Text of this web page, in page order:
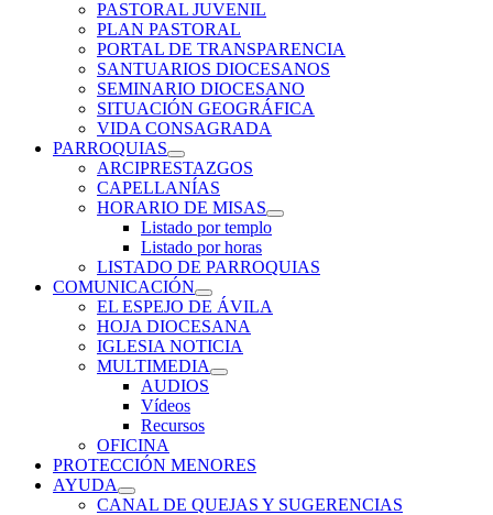
PASTORAL JUVENIL
PLAN PASTORAL
PORTAL DE TRANSPARENCIA
SANTUARIOS DIOCESANOS
SEMINARIO DIOCESANO
SITUACIÓN GEOGRÁFICA
VIDA CONSAGRADA
PARROQUIAS
ARCIPRESTAZGOS
CAPELLANÍAS
HORARIO DE MISAS
Listado por templo
Listado por horas
LISTADO DE PARROQUIAS
COMUNICACIÓN
EL ESPEJO DE ÁVILA
HOJA DIOCESANA
IGLESIA NOTICIA
MULTIMEDIA
AUDIOS
Vídeos
Recursos
OFICINA
PROTECCIÓN MENORES
AYUDA
CANAL DE QUEJAS Y SUGERENCIAS